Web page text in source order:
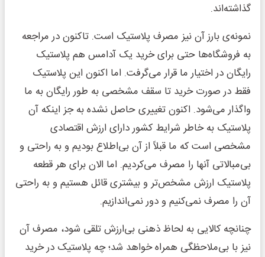
گذاشته‌اند.
نمونه‌ی بارز آن نیز مصرف پلاستیک است. تاکنون در مراجعه
به فروشگاه‌ها حتی برای خرید یک آدامس هم پلاستیک
رایگان در اختیار ما قرار می‌گرفت. اما اکنون این پلاستیک
فقط در صورت خرید تا سقف مشخصی به طور رایگان به ما
واگذار می‌شود. اکنون تغییری حاصل نشده به جز اینکه آن
پلاستیک به خاطر شرایط کشور دارای ارزش اقتصادی
مشخصی است که ما قبلاً از آن بی‌اطلاع بودیم و به راحتی و
بی‌مبالاتی آنها را مصرف می‌کردیم. اما الان برای هر قطعه
پلاستیک ارزش مشخص‌تر و بیشتری قائل هستیم و به راحتی
آن را مصرف نمی‌کنیم و دور نمی‌اندازیم.
چنانچه کالایی به لحاظ ذهنی بی‌ارزش تلقی شود، مصرف آن
نیز با بی‌ملاحظگی همراه خواهد شد؛ چه پلاستیک در خرید